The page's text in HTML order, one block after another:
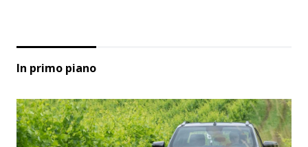
In primo piano